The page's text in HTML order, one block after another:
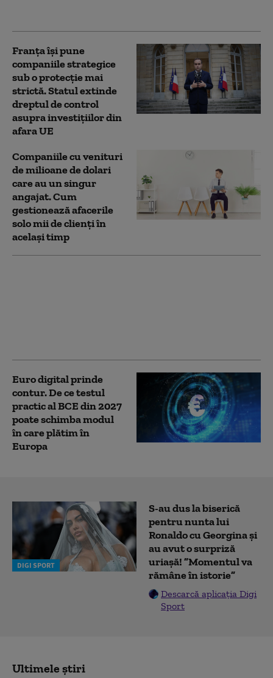
Franța își pune
companiile strategice
sub o protecție mai
strictă. Statul extinde
dreptul de control
asupra investițiilor din
afara UE
Companiile cu venituri
de milioane de dolari
care au un singur
angajat. Cum
gestionează afacerile
solo mii de clienți în
același timp
Euro digital prinde
contur. De ce testul
practic al BCE din 2027
poate schimba modul
în care plătim în
Europa
DIGI SPORT
S-au dus la biserică
pentru nunta lui
Ronaldo cu Georgina și
au avut o surpriză
uriașă! ”Momentul va
rămâne în istorie”
Descarcă aplicația Digi
Sport
Ultimele știri